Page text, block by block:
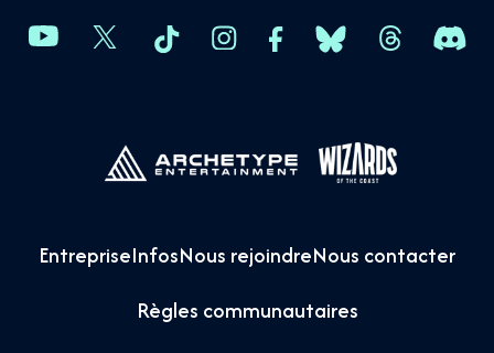
EntrepriseInfosNous rejoindreNous contacter
Règles communautaires